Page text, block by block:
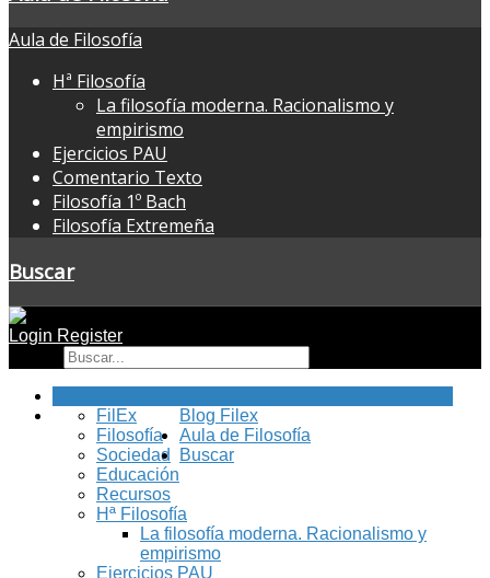
Aula de Filosofía
Hª Filosofía
La filosofía moderna. Racionalismo y
empirismo
Ejercicios PAU
Comentario Texto
Filosofía 1º Bach
Filosofía Extremeña
Buscar
Login Register
Blog Filex
FilEx
Filosofía
Sociedad
Educación
Recursos
Aula de Filosofía
Hª Filosofía
La filosofía moderna. Racionalismo y
empirismo
Ejercicios PAU
Buscar